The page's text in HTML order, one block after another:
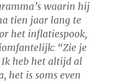
waarin hij
tien jaar lang te
het inflatiespook,
“Zie je
heb het altijd al
het is soms even